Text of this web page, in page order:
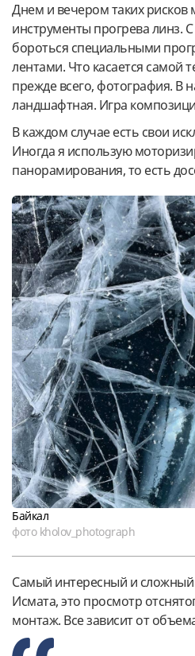
Днем и вечером таких рисков
инструменты прогрева линз.
бороться специальными
лентами. Что касается самой
прежде всего, фотография. В
ландшафтная. Игра
В каждом случае есть свои
Иногда я использую
панорамирования, то есть
Байкал
фото kholov_photograph
Самый интересный и сложный
Исмата, это просмотр
монтаж. Все зависит от